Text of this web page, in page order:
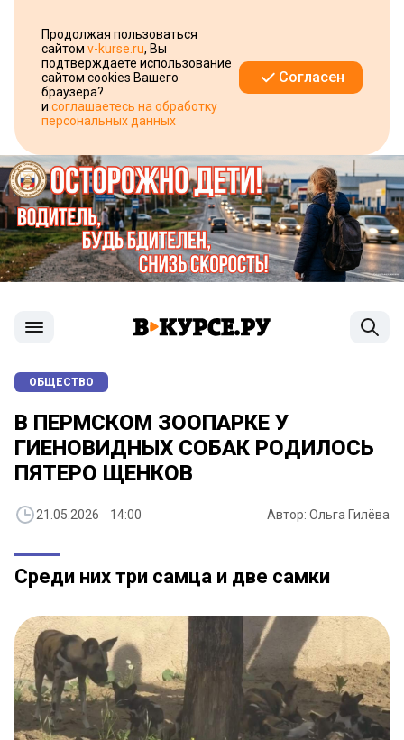
Продолжая пользоваться
сайтом v-kurse.ru, Вы
подтверждаете использование
сайтом cookies Вашего
браузера?
и соглашаетесь на обработку
персональных данных
Согласен
ОБЩЕСТВО
В ПЕРМСКОМ ЗООПАРКЕ У
ГИЕНОВИДНЫХ СОБАК РОДИЛОСЬ
ПЯТЕРО ЩЕНКОВ
21.05.2026 14:00 Автор: Ольга Гилёва
Среди них три самца и две самки